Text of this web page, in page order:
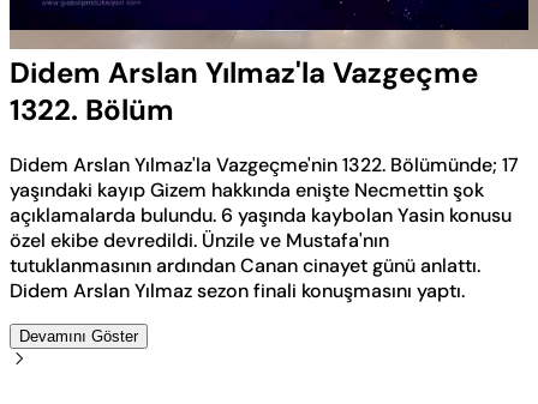
Sesi
Aç
Hızı
Didem Arslan Yılmaz'la Vazgeçme
1322. Bölüm
Didem Arslan Yılmaz'la Vazgeçme'nin 1322. Bölümünde; 17
yaşındaki kayıp Gizem hakkında enişte Necmettin şok
açıklamalarda bulundu. 6 yaşında kaybolan Yasin konusu
özel ekibe devredildi. Ünzile ve Mustafa'nın
tutuklanmasının ardından Canan cinayet günü anlattı.
Didem Arslan Yılmaz sezon finali konuşmasını yaptı.
Devamını Göster